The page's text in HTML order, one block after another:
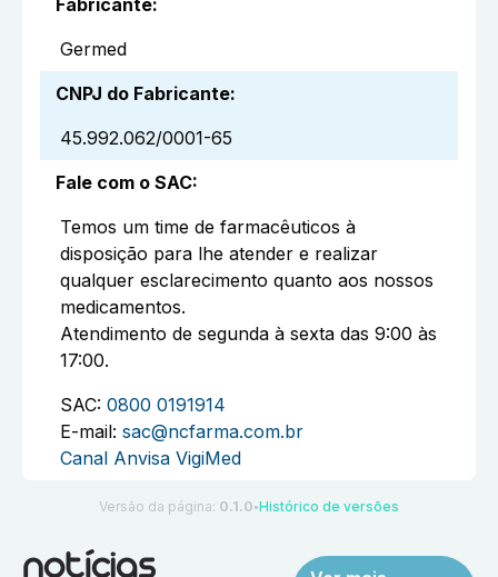
Fabricante:
Germed
CNPJ do Fabricante:
45.992.062/0001-65
Fale com o SAC:
Temos um time de farmacêuticos à
disposição para lhe atender e realizar
qualquer esclarecimento quanto aos nossos
medicamentos.
Atendimento de segunda à sexta das 9:00 às
17:00.
SAC: 0800 0191914
E-mail: sac@ncfarma.com.br
Canal Anvisa VigiMed
Versão da página: 0.1.0 ●Histórico de versões
notícias